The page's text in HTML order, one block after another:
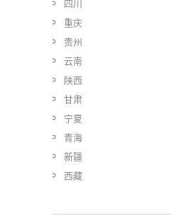
四川
重庆
贵州
云南
陕西
甘肃
宁夏
青海
新疆
西藏